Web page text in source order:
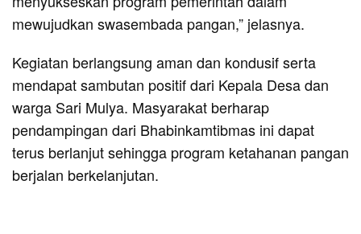
mewujudkan swasembada pangan,” jelasnya.
Kegiatan berlangsung aman dan kondusif serta
mendapat sambutan positif dari Kepala Desa dan
warga Sari Mulya. Masyarakat berharap
pendampingan dari Bhabinkamtibmas ini dapat
terus berlanjut sehingga program ketahanan pangan
berjalan berkelanjutan.